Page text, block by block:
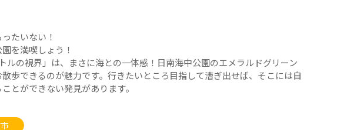
たいない！
を満喫しょう！
ルの視界」は、まさに海との一体感！日南海中公園のエメラルドグリーン
歩できるのが魅力です。行きたいところ目指して漕ぎ出せば、そこには自
とができない発見があります。